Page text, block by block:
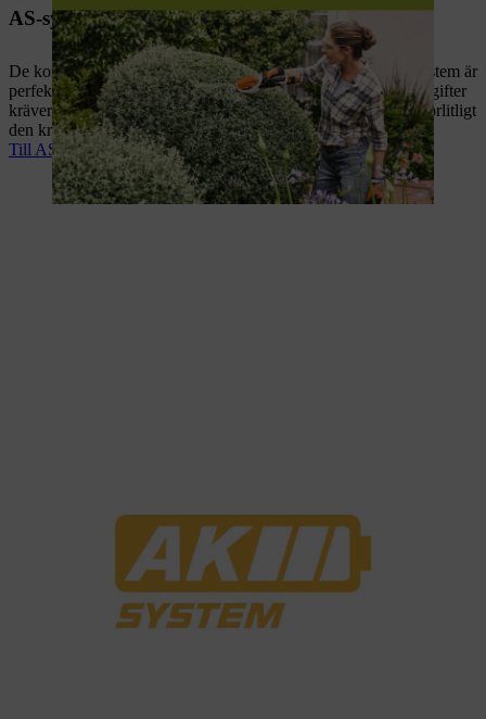
AS-system: För professionellt bruk
De kompakta och praktiska batteridrivna produkterna i AS-system är
perfekta för mindre jobb i hemmet eller när professionella uppgifter
kräver lättare maskiner. De utbytbara batterierna levererar tillförlitligt
den kraft du behöver.
Till AS-system